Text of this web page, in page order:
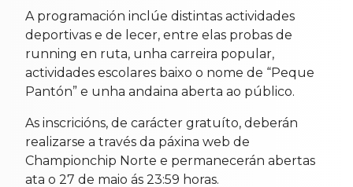
A programación inclúe distintas actividades
deportivas e de lecer, entre elas probas de
running en ruta, unha carreira popular,
actividades escolares baixo o nome de “Peque
Pantón” e unha andaina aberta ao público.
As inscricións, de carácter gratuíto, deberán
realizarse a través da páxina web de
Championchip Norte e permanecerán abertas
ata o 27 de maio ás 23:59 horas.